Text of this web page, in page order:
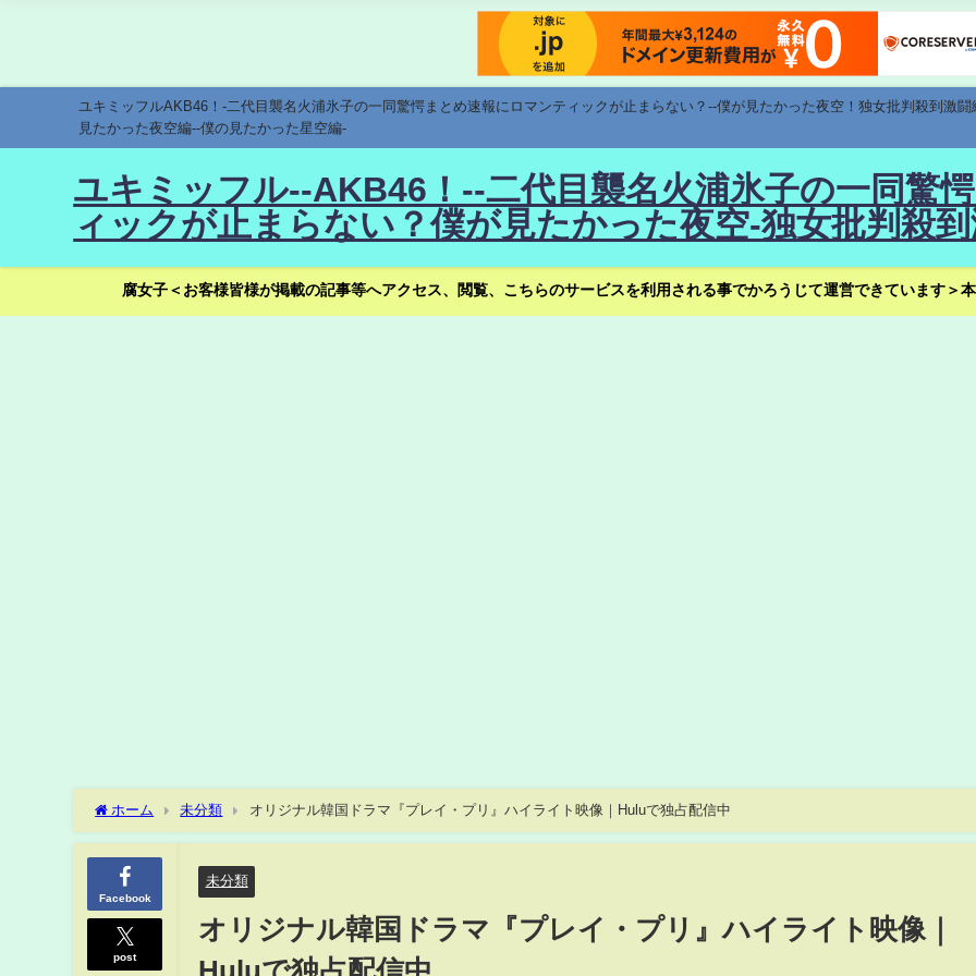
ユキミッフルAKB46！-二代目襲名火浦氷子の一同驚愕まとめ速報にロマンティックが止まらない？--僕が見たかった夜空！独女批判殺到激
見たかった夜空編--僕の見たかった星空編-
ユキミッフル--AKB46！--二代目襲名火浦氷子の一同驚
ィックが止まらない？僕が見たかった夜空-独女批判殺
腐女子＜お客様皆様が掲載の記事等へアクセス、閲覧、こちらのサービスを利用される事でかろうじて運営できています＞
ホーム 未分類 オリジナル韓国ドラマ『プレイ・プリ』ハイライト映像｜Huluで独占配信中
Facebook
post
未分類
オリジナル韓国ドラマ『プレイ・プリ』ハイライト映像｜